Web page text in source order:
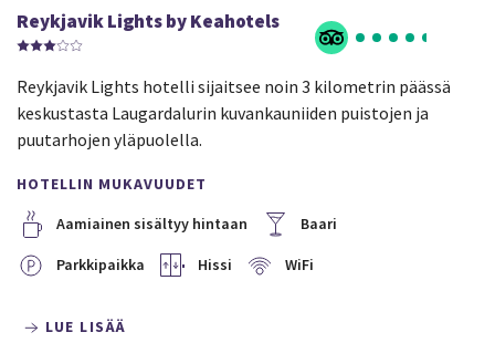
Reykjavik Lights by Keahotels
Reykjavik Lights hotelli sijaitsee noin 3 kilometrin päässä
keskustasta Laugardalurin kuvankauniiden puistojen ja
puutarhojen yläpuolella.
HOTELLIN MUKAVUUDET
Aamiainen sisältyy hintaan
Baari
Parkkipaikka Hissi WiFi
LUE LISÄÄ